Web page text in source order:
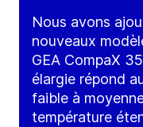
Nous avons
nouveaux
GEA CompaX
élargie répond
faible à
température